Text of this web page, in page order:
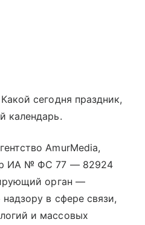
сегодня праздник,
календарь.
AmurMedia,
ИА № ФС 77 — 82924
орган —
в сфере связи,
и массовых